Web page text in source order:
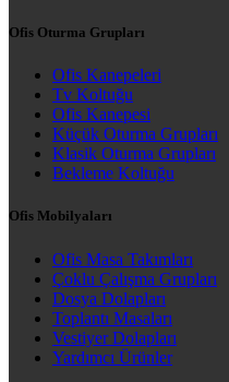
Ofis Oturma Grupları
Ofis Kanepeleri
Tv Koltuğu
Ofis Kanepesi
Küçük Oturma Grupları
Klasik Oturma Grupları
Bekleme Koltuğu
Ofis Mobilyaları
Ofis Masa Takımları
Çoklu Çalışma Grupları
Dosya Dolapları
Toplantı Masaları
Vestiyer Dolapları
Yardımcı Ürünler